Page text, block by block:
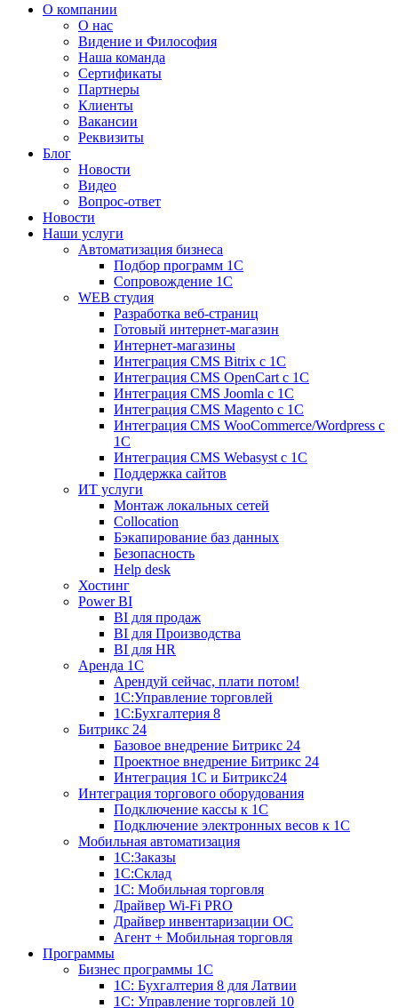
О компании
О нас
Видение и Философия
Наша команда
Сертификаты
Партнеры
Клиенты
Вакансии
Реквизиты
Блог
Новости
Видео
Вопрос-ответ
Новости
Наши услуги
Автоматизация бизнеса
Подбор программ 1С
Сопровождение 1С
WEB студия
Разработка веб-страниц
Готовый интернет-магазин
Интернет-магазины
Интеграция CMS Bitrix с 1С
Интеграция CMS OpenCart с 1С
Интеграция CMS Joomla с 1С
Интеграция CMS Magento с 1С
Интеграция CMS WooCommerce/Wordpress с
1С
Интеграция CMS Webasyst с 1С
Поддержка сайтов
ИТ услуги
Монтаж локальных сетей
Collocation
Бэкапирование баз данных
Безопасность
Help desk
Хостинг
Power BI
BI для продаж
BI для Производства
BI для HR
Аренда 1C
Арендуй сейчас, плати потом!
1С:Управление торговлей
1С:Бухгалтерия 8
Битрикс 24
Базовое внедрение Битрикс 24
Проектное внедрение Битрикс 24
Интеграция 1С и Битрикс24
Интеграция торгового оборудования
Подключение кассы к 1С
Подключение электронных весов к 1С
Мобильная автоматизация
1С:Заказы
1С:Склад
1С: Мобильная торговля
Драйвер Wi-Fi PRO
Драйвер инвентаризации ОС
Агент + Мобильная торговля
Программы
Бизнес программы 1С
1С: Бухгалтерия 8 для Латвии
1С: Управление торговлей 10